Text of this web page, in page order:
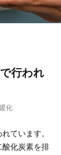
行われ
化
ています。
酸化炭素を排